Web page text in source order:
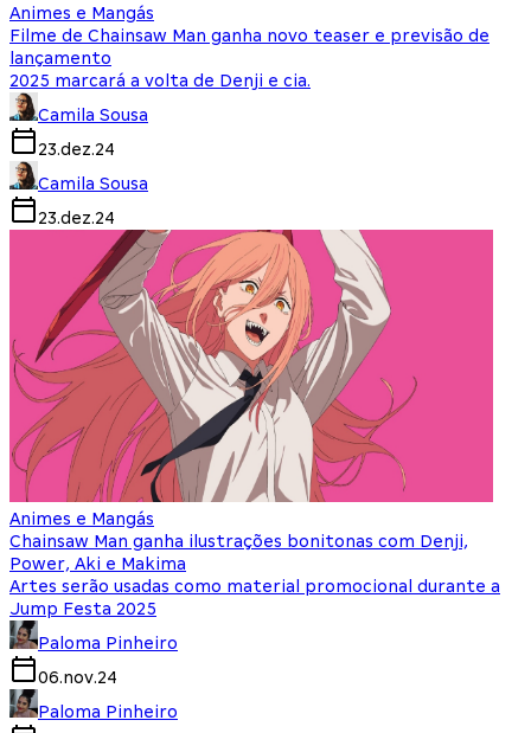
Animes e Mangás
Filme de Chainsaw Man ganha novo teaser e previsão de
lançamento
2025 marcará a volta de Denji e cia.
Camila Sousa
23.dez.24
Camila Sousa
23.dez.24
Animes e Mangás
Chainsaw Man ganha ilustrações bonitonas com Denji,
Power, Aki e Makima
Artes serão usadas como material promocional durante a
Jump Festa 2025
Paloma Pinheiro
06.nov.24
Paloma Pinheiro